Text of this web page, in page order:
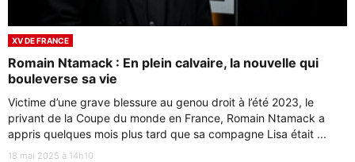
XV DE FRANCE
Romain Ntamack : En plein calvaire, la nouvelle qui
bouleverse sa vie
Victime d’une grave blessure au genou droit à l’été 2023, le
privant de la Coupe du monde en France, Romain Ntamack a
appris quelques mois plus tard que sa compagne Lisa était ...
18 mai 2025 à 14h10